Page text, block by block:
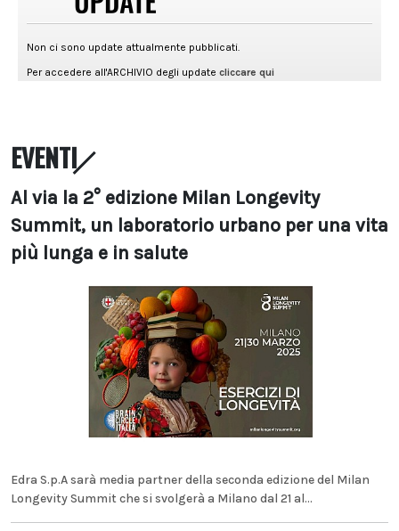
EVENTI
Al via la 2° edizione Milan Longevity
Summit, un laboratorio urbano per una vita
più lunga e in salute
Edra S.p.A sarà media partner della seconda edizione del Milan
Longevity Summit che si svolgerà a Milano dal 21 al...